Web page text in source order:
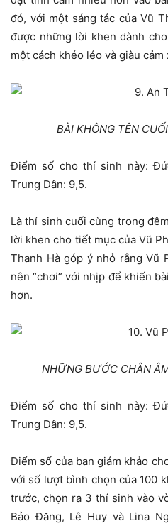
đó, với một sáng tác của Vũ
được những lời khen dành
một cách khéo léo và giàu cảm
BÀI KHÔNG TÊN
Điểm số cho thí sinh này:
Trung Dân: 9,5.
Là thí sinh cuối cùng trong
lời khen cho tiết mục của Vũ
Thanh Hà góp ý nhỏ rằng Vũ
nên “chơi” với nhịp để khiến
hơn.
NHỮNG BƯỚC CHÂN
Điểm số cho thí sinh này:
Trung Dân: 9,5.
Điểm số của ban giám khảo
với số lượt bình chọn của 100
trước, chọn ra 3 thí sinh vào
Bảo Đăng, Lê Huy và Lina